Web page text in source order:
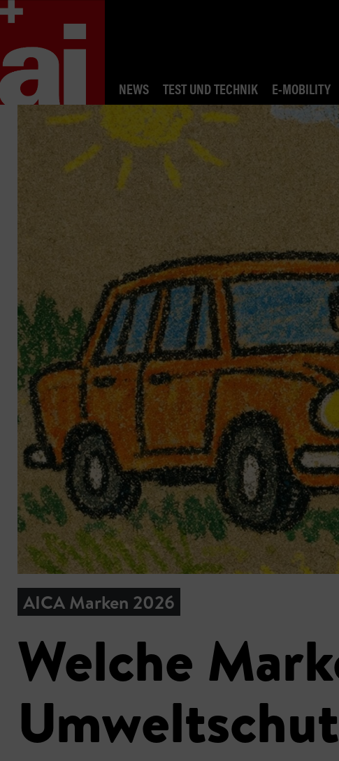
NEWS
TEST UND TECHNIK E-MOBILITY
AICA Marken 2026
Welche